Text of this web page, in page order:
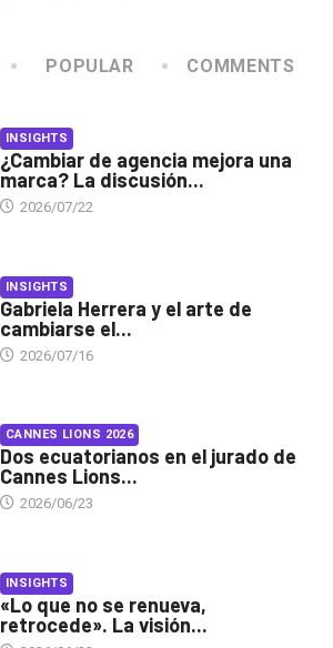
POPULAR COMMENTS
INSIGHTS
¿Cambiar de agencia mejora una
marca? La discusión...
2026/07/22
INSIGHTS
Gabriela Herrera y el arte de
cambiarse el...
2026/07/16
CANNES LIONS 2026
Dos ecuatorianos en el jurado de
Cannes Lions...
2026/06/23
INSIGHTS
«Lo que no se renueva,
retrocede». La visión...